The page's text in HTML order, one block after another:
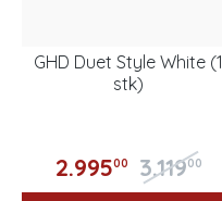
GHD Duet Style White (1
stk)
2.99500 3.11900